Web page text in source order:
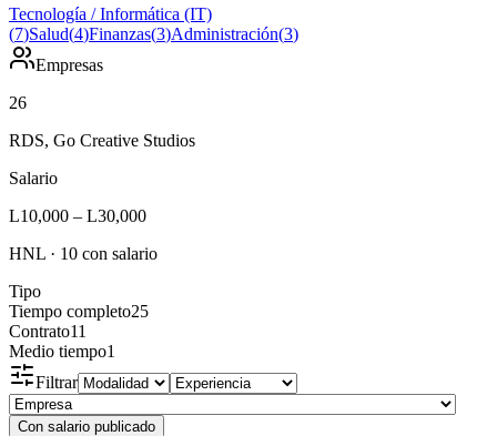
Tecnología / Informática (IT)
(7)Salud(4)Finanzas(3)Administración(3)
Empresas
26
RDS, Go Creative Studios
Salario
L10,000 – L30,000
HNL · 10 con salario
Tipo
Tiempo completo25
Contrato11
Medio tiempo1
Filtrar
Con salario publicado